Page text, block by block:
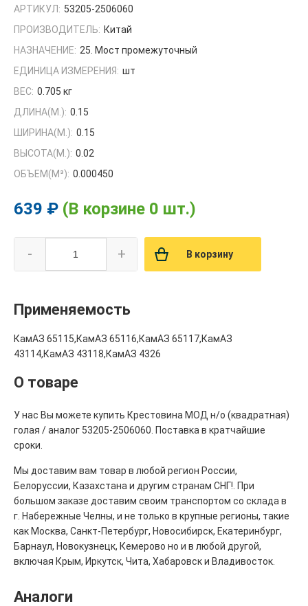
АРТИКУЛ: 53205-2506060
ПРОИЗВОДИТЕЛЬ: Китай
НАЗНАЧЕНИЕ: 25. Мост промежуточный
ЕДИНИЦА ИЗМЕРЕНИЯ: шт
ВЕС: 0.705 кг
ДЛИНА(М.): 0.15
ШИРИНА(М.): 0.15
ВЫСОТА(М.): 0.02
ОБЪЕМ(M³): 0.000450
639 ₽ (В корзине 0 шт.)
- + В корзину
Применяемость
КамАЗ 65115,КамАЗ 65116,КамАЗ 65117,КамАЗ
43114,КамАЗ 43118,КамАЗ 4326
О товаре
У нас Вы можете купить Крестовина МОД н/о (квадратная)
голая / аналог 53205-2506060. Поставка в кратчайшие
сроки.
Мы доставим вам товар в любой регион России,
Белоруссии, Казахстана и другим странам СНГ!. При
большом заказе доставим своим транспортом со склада в
г. Набережные Челны, и не только в крупные регионы, такие
как Москва, Санкт-Петербург, Новосибирск, Екатеринбург,
Барнаул, Новокузнецк, Кемерово но и в любой другой,
включая Крым, Иркутск, Чита, Хабаровск и Владивосток.
Аналоги